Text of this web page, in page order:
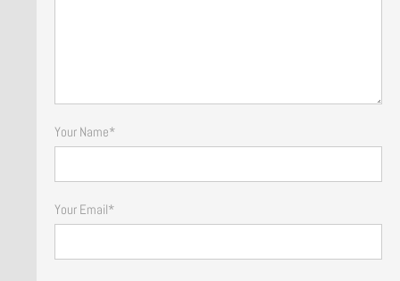
Your Name*
Your Email*